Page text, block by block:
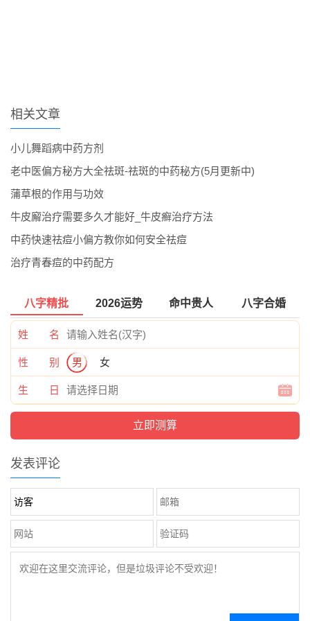
相关文章
小儿舞蹈病中药方剂
老中医偏方秘方大全祛斑-祛斑的中药秘方(5月更新中)
蒲草根的作用与功效
牛皮廨治疗需要多久才能好_牛皮癣治疗方法
中药快速祛痘小偏方教你如何安全祛痘
治疗青春痘的中药配方
八字精批 2026运势 命中贵人 八字合婚
姓 名
性 别 男 女
生 日
发表评论